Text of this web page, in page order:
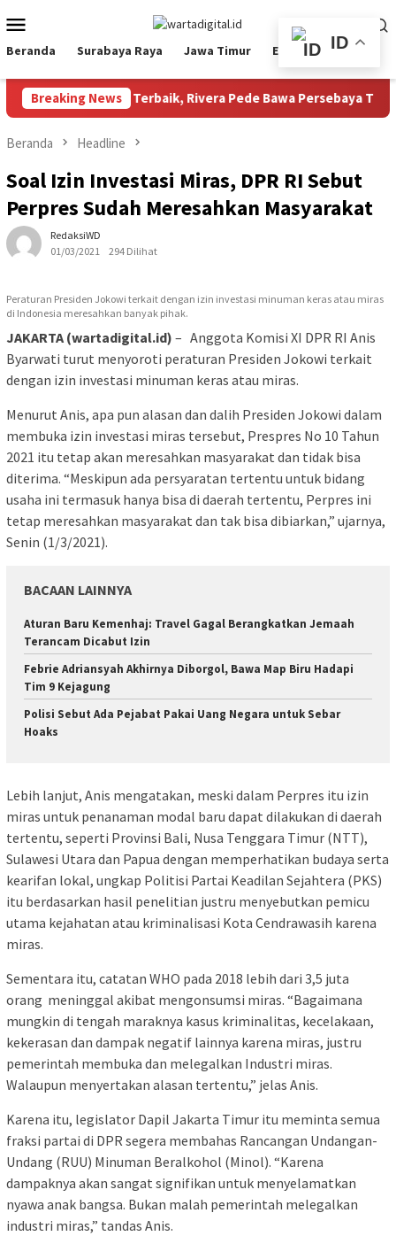
ke
kontenMobile
Beranda Surabaya Raya Jawa Timur Ekbis Nasional
Breaking News
Raih Pemain Terbaik, Rivera Pede Bawa Persebaya Tatap
Beranda Headline
Soal Izin Investasi Miras, DPR RI Sebut
Perpres Sudah Meresahkan Masyarakat
RedaksiWD
01/03/2021
294 Dilihat
Peraturan Presiden Jokowi terkait dengan izin investasi minuman keras atau miras
di Indonesia meresahkan banyak pihak.
JAKARTA (wartadigital.id) – Anggota Komisi XI DPR RI Anis
Byarwati turut menyoroti peraturan Presiden Jokowi terkait
dengan izin investasi minuman keras atau miras.
Menurut Anis, apa pun alasan dan dalih Presiden Jokowi dalam
membuka izin investasi miras tersebut, Prespres No 10 Tahun
2021 itu tetap akan meresahkan masyarakat dan tidak bisa
diterima. “Meskipun ada persyaratan tertentu untuk bidang
usaha ini termasuk hanya bisa di daerah tertentu, Perpres ini
tetap meresahkan masyarakat dan tak bisa dibiarkan,” ujarnya,
Senin (1/3/2021).
BACAAN LAINNYA
Aturan Baru Kemenhaj: Travel Gagal Berangkatkan Jemaah
Terancam Dicabut Izin
Febrie Adriansyah Akhirnya Diborgol, Bawa Map Biru Hadapi
Tim 9 Kejagung
Polisi Sebut Ada Pejabat Pakai Uang Negara untuk Sebar
Hoaks
Lebih lanjut, Anis mengatakan, meski dalam Perpres itu izin
miras untuk penanaman modal baru dapat dilakukan di daerah
tertentu, seperti Provinsi Bali, Nusa Tenggara Timur (NTT),
Sulawesi Utara dan Papua dengan memperhatikan budaya serta
kearifan lokal, ungkap Politisi Partai Keadilan Sejahtera (PKS)
itu berdasarkan hasil penelitian justru menyebutkan pemicu
utama kejahatan atau kriminalisasi Kota Cendrawasih karena
miras.
Sementara itu, catatan WHO pada 2018 lebih dari 3,5 juta
orang meninggal akibat mengonsumsi miras. “Bagaimana
mungkin di tengah maraknya kasus kriminalitas, kecelakaan,
kekerasan dan dampak negatif lainnya karena miras, justru
pemerintah membuka dan melegalkan Industri miras.
Walaupun menyertakan alasan tertentu,” jelas Anis.
Karena itu, legislator Dapil Jakarta Timur itu meminta semua
fraksi partai di DPR segera membahas Rancangan Undangan-
Undang (RUU) Minuman Beralkohol (Minol). “Karena
dampaknya akan sangat signifikan untuk menyelamatkan
nyawa anak bangsa. Bukan malah pemerintah melegalkan
industri miras,” tandas Anis.
ID